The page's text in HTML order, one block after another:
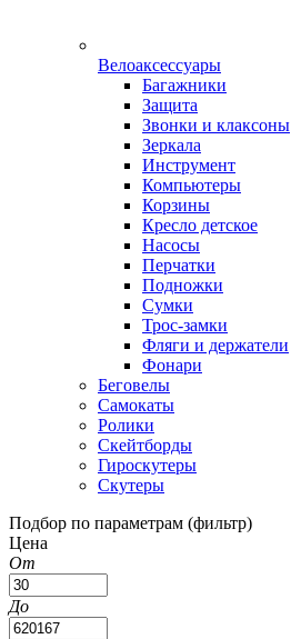
Велоаксессуары
Багажники
Защита
Звонки и клаксоны
Зеркала
Инструмент
Компьютеры
Корзины
Кресло детское
Насосы
Перчатки
Подножки
Сумки
Трос-замки
Фляги и держатели
Фонари
Беговелы
Самокаты
Ролики
Скейтборды
Гироскутеры
Скутеры
Подбор по параметрам (фильтр)
Цена
От
До